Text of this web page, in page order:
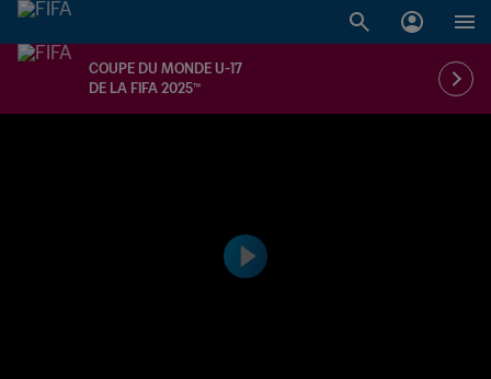
COUPE DU MONDE U-17
DE LA FIFA 2025™